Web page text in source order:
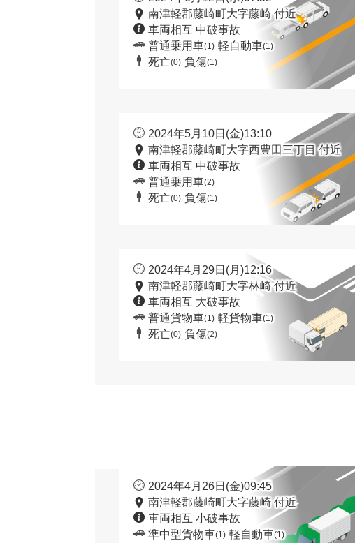
南津軽郡藤崎町大字藤崎 付近
車両相互 中破事故
普通乗用車(1) 軽自動車(1)
死亡(0) 負傷(1)
2024年5月10日(金)13:10
南津軽郡藤崎町大字西豊田三丁目 付近
車両相互 中破事故
普通乗用車(2)
死亡(0) 負傷(1)
2024年4月29日(月)12:16
南津軽郡藤崎町大字林崎 付近
車両相互 大破事故
普通貨物車(1) 軽貨物車(1)
死亡(0) 負傷(2)
2024年4月26日(金)09:45
南津軽郡藤崎町大字藤崎 付近
車両相互 小破事故
準中型貨物車(1) 軽自動車(1)